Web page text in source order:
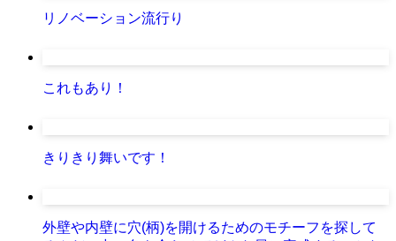
リノベーション流行り
これもあり！
きりきり舞いです！
外壁や内壁に穴(柄)を開けるためのモチーフを探して